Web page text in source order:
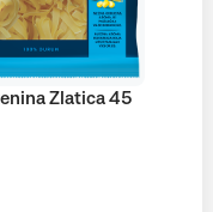
Zlatica 45